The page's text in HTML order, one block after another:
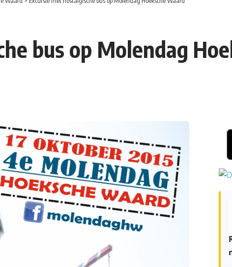
bus op Molendag